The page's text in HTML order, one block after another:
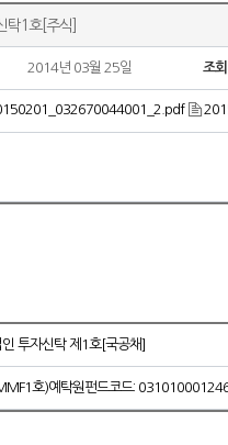
탁1호[주식]
2014년 03월 25일 조회
투자신탁 제1호[국공채]
호)예탁원펀드코드: